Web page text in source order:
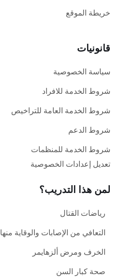
خريطة الموقع
قانونيات
سياسة الخصوصية
شروط الخدمة للافراد
شروط الخدمة العامة للتراخيص
شروط الدعم
شروط الخدمة للمنظمات
تعديل إعدادات الخصوصية
لمن هذا التدريب؟
رياضات القتال
التعافي من الإصابات والوقاية منها
الخرف ومرض ألزهايمر
صحة كبار السن